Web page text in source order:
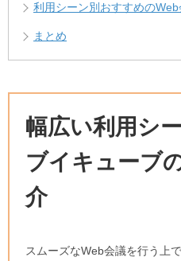
利用シーン別おすすめのWeb
まとめ
幅広い利用シ
ブイキューブ
介
スムーズなWeb会議を行う上